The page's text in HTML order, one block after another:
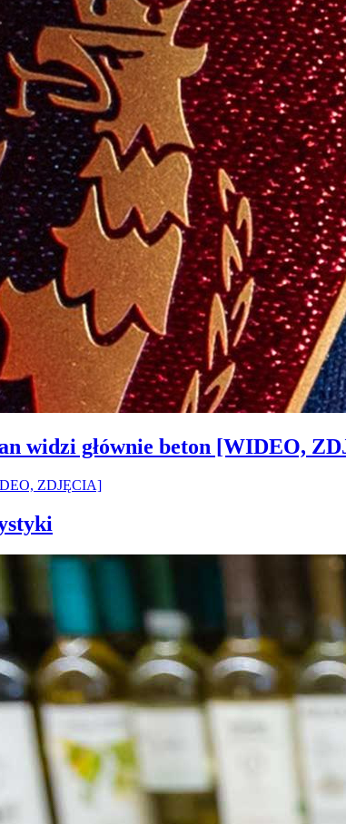
widzi głównie beton [WIDEO,